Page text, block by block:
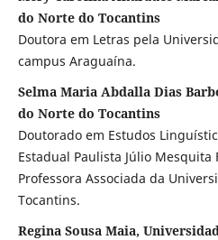
do Norte do Tocantins
Doutora em Letras pela
campus Araguaína.
Selma Maria Abdalla Dias
do Norte do Tocantins
Doutorado em Estudos
Estadual Paulista Júlio Mesquita
Professora Associada da
Tocantins.
Regina Sousa Maia,